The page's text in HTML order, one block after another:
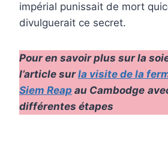
impérial punissait de mort
divulguerait ce secret.
Pour en savoir plus sur la
l’article surla visite de la
Siem Reap au Cambodge
différentes étapes